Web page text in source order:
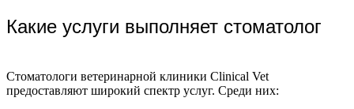
Какие услуги выполняет стоматолог
Стоматологи ветеринарной клиники Clinical Vet
предоставляют широкий спектр услуг. Среди них: